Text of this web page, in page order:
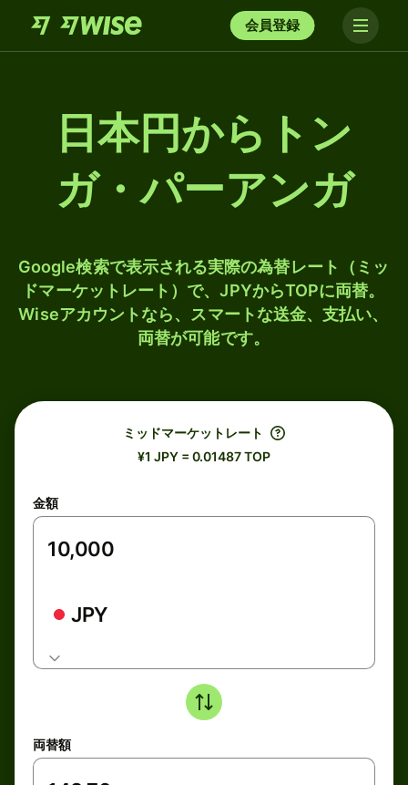
会員登録
日本円からトン
ガ・パーアンガ
Google検索で表示される実際の為替レート（ミッ
ドマーケットレート）で、JPYからTOPに両替。
Wiseアカウントなら、スマートな送金、支払い、
両替が可能です。
ミッドマーケットレート
¥1 JPY = 0.01487 TOP
金額
JPY
両替額